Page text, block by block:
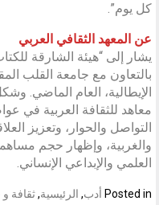
كل يوم”.
عن المعهد الثقافي العربي
يشار إلى “هيئة الشارقة
بالتعاون مع جامعة القلب
الإيطالية، العام الماضي.
معاهد للثقافة العربية في
التواصل والحوار، وتعزيز
والغربية، وإظهار حجم
العلمي والإبداعي الإنساني.
Posted in أدب, الرئيسية,ثقافة